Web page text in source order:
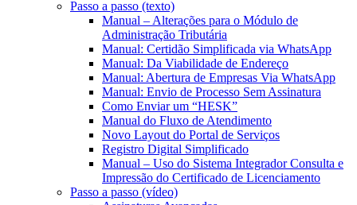
Passo a passo (texto)
Manual – Alterações para o Módulo de
Administração Tributária
Manual: Certidão Simplificada via WhatsApp
Manual: Da Viabilidade de Endereço
Manual: Abertura de Empresas Via WhatsApp
Manual: Envio de Processo Sem Assinatura
Como Enviar um “HESK”
Manual do Fluxo de Atendimento
Novo Layout do Portal de Serviços
Registro Digital Simplificado
Manual – Uso do Sistema Integrador Consulta e
Impressão do Certificado de Licenciamento
Passo a passo (vídeo)